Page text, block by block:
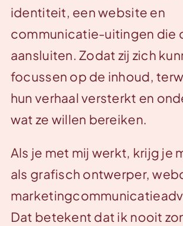
identiteit, een website en
communicatie-uitingen die
aansluiten. Zodat zij zich
focussen op de inhoud,
hun verhaal versterkt en
wat ze willen bereiken.
Als je met mij werkt, krijg je
als grafisch ontwerper,
Dat betekent dat ik nooit